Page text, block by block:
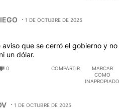
1 DE OCTUBRE DE 2025
aviso que se cerró el gobierno y no
un dólar.
0 COMPARTIR
MARCAR
COMO
INAPROPIADO
1 DE OCTUBRE DE 2025